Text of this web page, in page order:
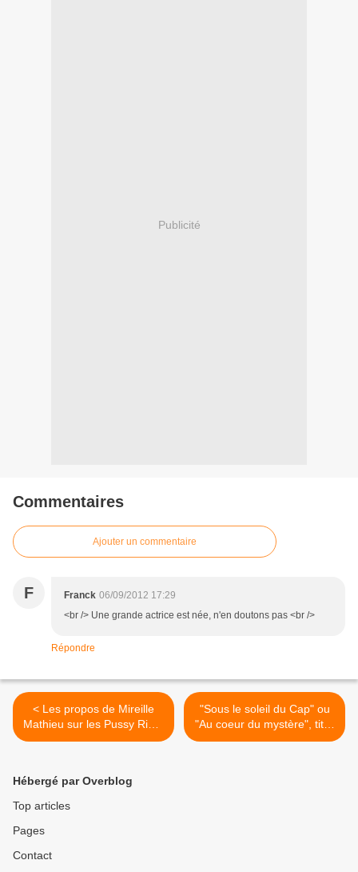
Publicité
Commentaires
Ajouter un commentaire
F Franck 06/09/2012 17:29
<br /> Une grande actrice est née, n'en doutons pas <br />
Répondre
< Les propos de Mireille
Mathieu sur les Pussy Riot :
interview tronquée.
"Sous le soleil du Cap" ou
"Au coeur du mystère", titre
de la saga réalisée par
Hébergé par Overblog
Top articles
Pages
Contact